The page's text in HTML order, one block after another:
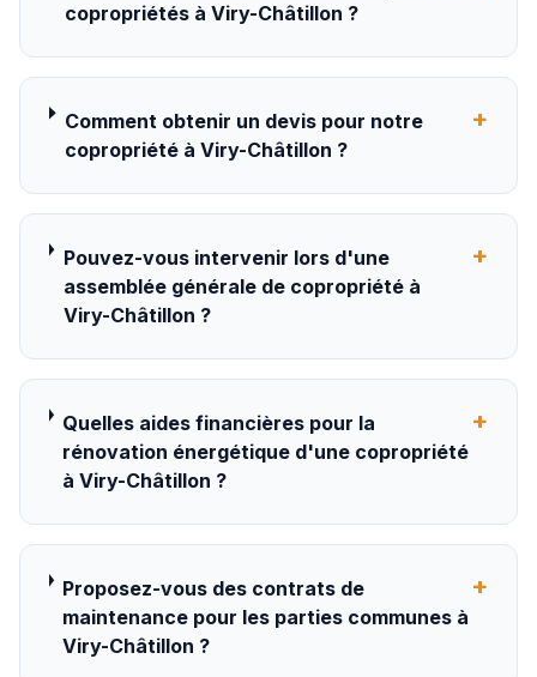
copropriétés à Viry-Châtillon ?
Comment obtenir un devis pour notre
copropriété à Viry-Châtillon ?
+
Pouvez-vous intervenir lors d'une
assemblée générale de copropriété à
Viry-Châtillon ?
+
Quelles aides financières pour la
rénovation énergétique d'une copropriété
à Viry-Châtillon ?
+
Proposez-vous des contrats de
maintenance pour les parties communes à
Viry-Châtillon ?
+